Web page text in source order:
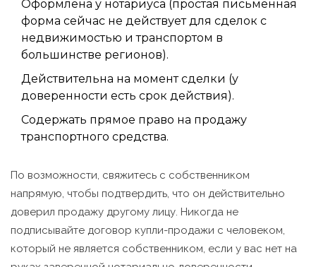
Оформлена у нотариуса (простая письменная
форма сейчас не действует для сделок с
недвижимостью и транспортом в
большинстве регионов).
Действительна на момент сделки (у
доверенности есть срок действия).
Содержать прямое право на продажу
транспортного средства.
По возможности, свяжитесь с собственником
напрямую, чтобы подтвердить, что он действительно
доверил продажу другому лицу. Никогда не
подписывайте договор купли-продажи с человеком,
который не является собственником, если у вас нет на